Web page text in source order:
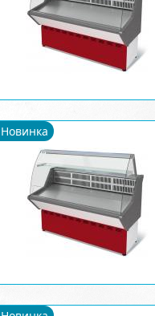
Новинка